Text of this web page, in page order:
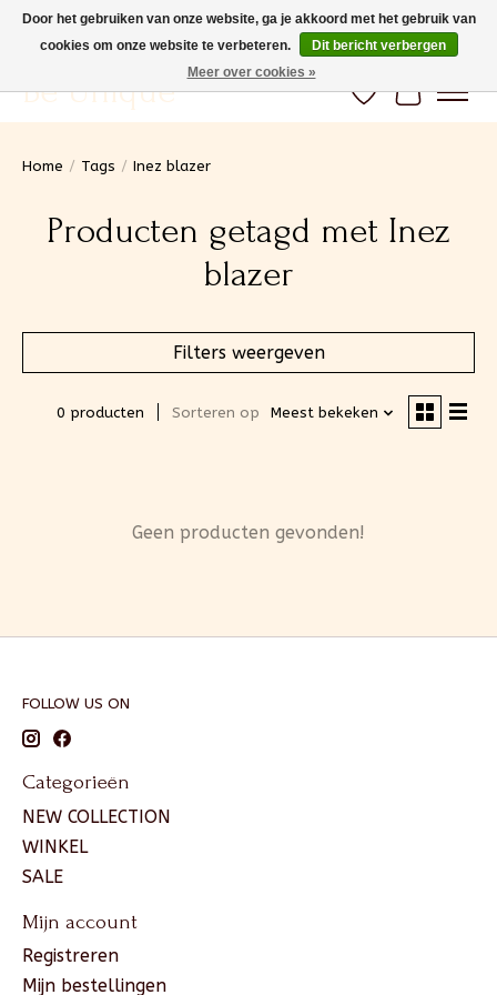
Gratis verzending vanaf 100€ (BE) Snelle levering
Be Unique Verlanglijst
Home / Tags / Inez blazer
Producten getagd met Inez
blazer
Filters weergeven
0 producten Sorteren op Meest bekeken
Geen producten gevonden!
FOLLOW US ON
Categorieën
NEW COLLECTION
WINKEL
SALE
Mijn account
Registreren
Mijn bestellingen
Door het gebruiken van onze website, ga je akkoord met het gebruik van
cookies om onze website te verbeteren.
Dit bericht verbergen
Meer over cookies »